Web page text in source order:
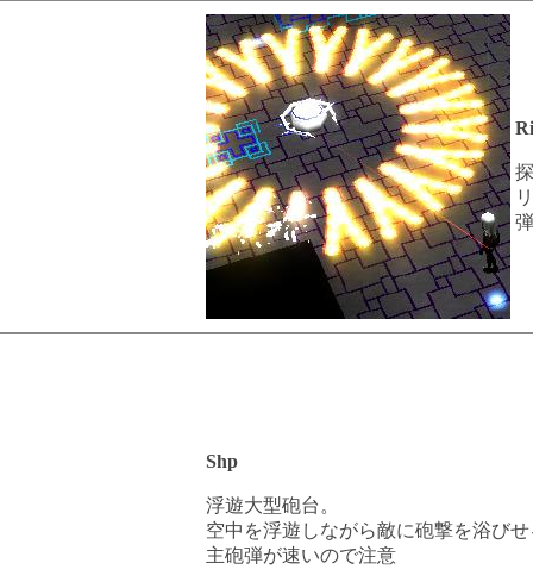
Shp
浮遊大型砲台。
空中を浮遊しながら敵に砲撃を浴び
主砲弾が速いので注意